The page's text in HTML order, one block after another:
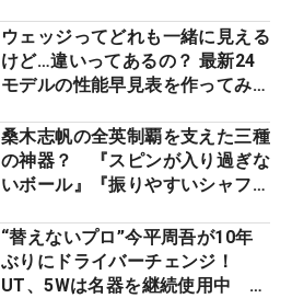
ウェッジってどれも一緒に見える
けど…違いってあるの？ 最新24
モデルの性能早見表を作ってみ
桑木志帆の全英制覇を支えた三種
の神器？ 『スピンが入り過ぎな
いボール』『振りやすいシャフ
ー』 #女子プロセッティング
“替えないプロ”今平周吾が10年
ぶりにドライバーチェンジ！
UT、5Wは名器を継続使用中 #